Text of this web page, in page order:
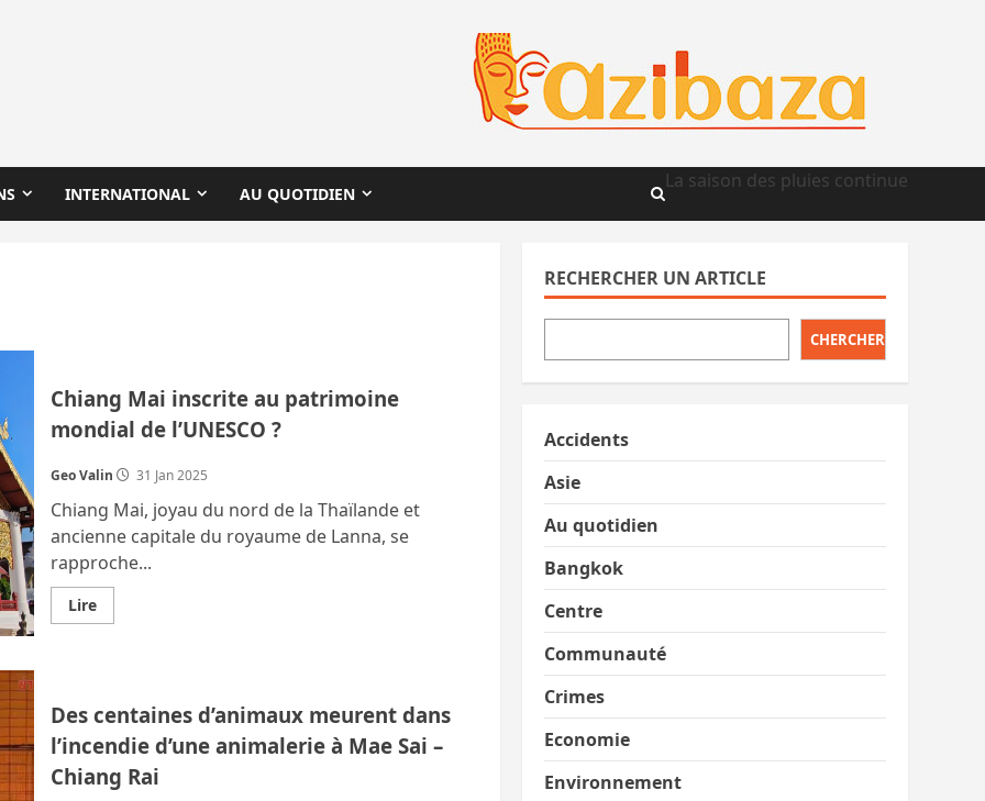
INTERNATIONAL AU QUOTIDIEN
La saison des pluies continue
Chiang Mai inscrite au patrimoine
mondial de l’UNESCO ?
Geo Valin 31 Jan 2025
Chiang Mai, joyau du nord de la Thaïlande et
ancienne capitale du royaume de Lanna, se
rapproche...
LireEn
savoir
au
patrimoine
mondial
de
l’UNESCO
?
Des centaines d’animaux meurent dans
l’incendie d’une animalerie à Mae Sai –
Chiang Rai
RECHERCHER UN ARTICLE
CHERCHER
Accidents
Asie
Au quotidien
Bangkok
Centre
Communauté
Crimes
Economie
Environnement